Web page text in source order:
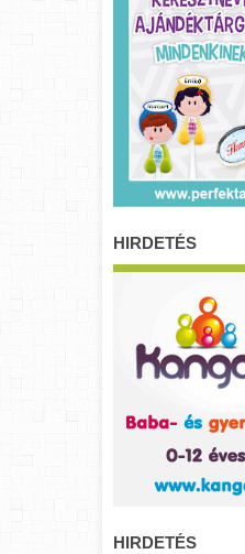
HIRDETÉS
HIRDETÉS